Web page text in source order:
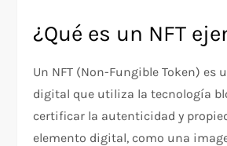
¿Qué es un NFT
Un NFT (Non-Fungible Token) es
digital que utiliza la tecnología
certificar la autenticidad y
elemento digital, como una